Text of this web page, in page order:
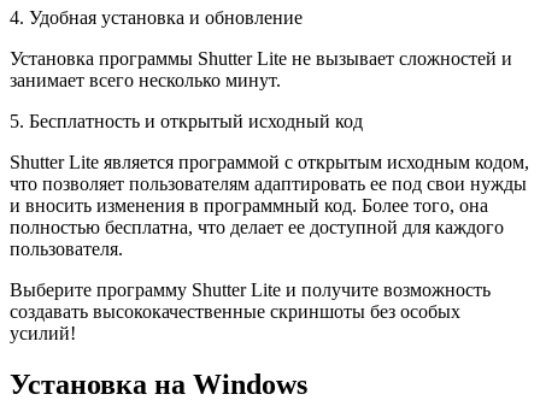
4. Удобная установка и обновление
Установка программы Shutter Lite не вызывает сложностей и
занимает всего несколько минут.
5. Бесплатность и открытый исходный код
Shutter Lite является программой с открытым исходным кодом,
что позволяет пользователям адаптировать ее под свои нужды
и вносить изменения в программный код. Более того, она
полностью бесплатна, что делает ее доступной для каждого
пользователя.
Выберите программу Shutter Lite и получите возможность
создавать высококачественные скриншоты без особых
усилий!
Установка на Windows